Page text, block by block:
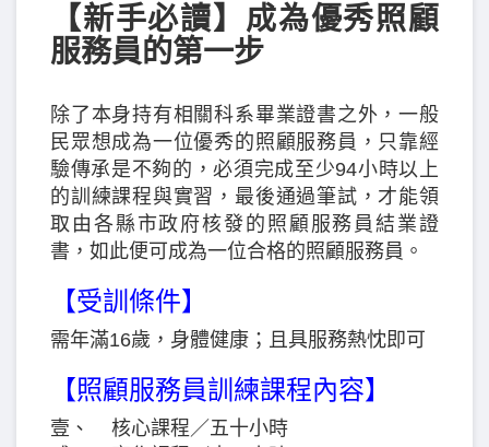
【新手必讀】成為優秀照顧
服務員的第一步
除了本身持有相關科系畢業證書之外，一般
民眾想成為一位優秀的照顧服務員，只靠經
驗傳承是不夠的，必須完成至少94小時以上
的訓練課程與實習，最後通過筆試，才能領
取由各縣市政府核發的照顧服務員結業證
書，如此便可成為一位合格的照顧服務員。
【受訓條件】
需年滿16歲，身體健康；且具服務熱忱即可
【照顧服務員訓練課程內容】
壹、 核心課程／五十小時